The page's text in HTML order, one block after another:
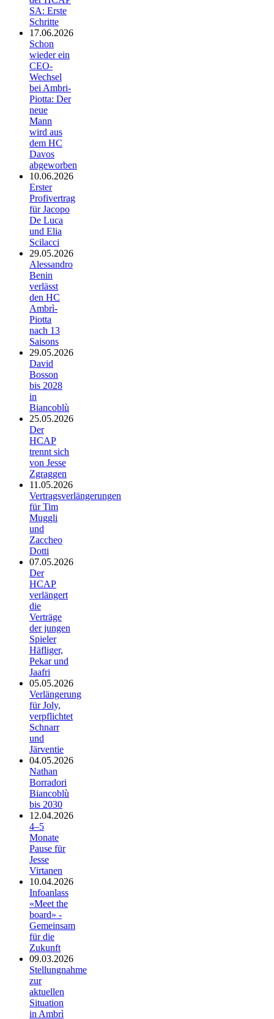
SA: Erste
Schritte
17.06.2026
Schon
wieder ein
CEO-
Wechsel
bei Ambri-
Piotta: Der
neue
Mann
wird aus
dem HC
Davos
abgeworben
10.06.2026
Erster
Profivertrag
für Jacopo
De Luca
und Elia
Scilacci
29.05.2026
Alessandro
Benin
verlässt
den HC
Ambrì-
Piotta
nach 13
Saisons
29.05.2026
David
Bosson
bis 2028
in
Biancoblù
25.05.2026
Der
HCAP
trennt sich
von Jesse
Zgraggen
11.05.2026
Vertragsverlängerungen
für Tim
Muggli
und
Zaccheo
Dotti
07.05.2026
Der
HCAP
verlängert
die
Verträge
der jungen
Spieler
Häfliger,
Pekar und
Jaafri
05.05.2026
Verlängerung
für Joly,
verpflichtet
Schnarr
und
Järventie
04.05.2026
Nathan
Borradori
Biancoblù
bis 2030
12.04.2026
4–5
Monate
Pause für
Jesse
Virtanen
10.04.2026
Infoanlass
«Meet the
board» -
Gemeinsam
für die
Zukunft
09.03.2026
Stellungnahme
zur
aktuellen
Situation
in Ambrì